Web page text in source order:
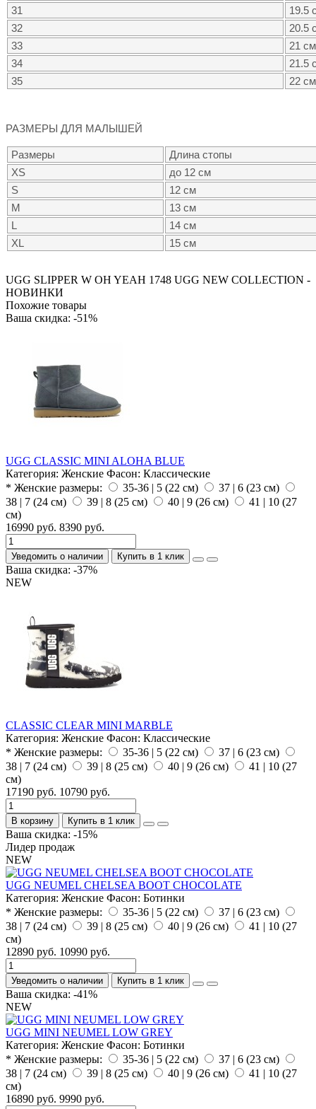
31
19.5
32
20.5
33
21 см
34
21.5
35
22 см
РАЗМЕРЫ ДЛЯ МАЛЫШЕЙ
Размеры
Длина стопы
XS
до 12 см
S
12 см
M
13 см
L
14 см
XL
15 см
UGG SLIPPER W OH YEAH 1748 UGG NEW COLLECTION -
НОВИНКИ
Похожие товары
Ваша скидка: -51%
UGG CLASSIC MINI ALOHA BLUE
Категория: Женские Фасон: Классические
* Женские размеры:
35-36 | 5 (22 см)
37 | 6 (23 см)
38 | 7 (24 см)
39 | 8 (25 см) 40 | 9 (26 см)
41 | 10 (27
см)
16990 руб. 8390 руб.
Уведомить о наличии Купить в 1 клик
Ваша скидка: -37%
NEW
CLASSIC CLEAR MINI MARBLE
Категория: Женские Фасон: Классические
* Женские размеры:
35-36 | 5 (22 см)
37 | 6 (23 см)
38 | 7 (24 см)
39 | 8 (25 см) 40 | 9 (26 см)
41 | 10 (27
см)
17190 руб. 10790 руб.
В корзину Купить в 1 клик
Ваша скидка: -15%
Лидер продаж
NEW
UGG NEUMEL CHELSEA BOOT CHOCOLATE
Категория: Женские Фасон: Ботинки
* Женские размеры:
35-36 | 5 (22 см)
37 | 6 (23 см)
38 | 7 (24 см)
39 | 8 (25 см) 40 | 9 (26 см)
41 | 10 (27
см)
12890 руб. 10990 руб.
Уведомить о наличии Купить в 1 клик
Ваша скидка: -41%
NEW
UGG MINI NEUMEL LOW GREY
Категория: Женские Фасон: Ботинки
* Женские размеры:
35-36 | 5 (22 см)
37 | 6 (23 см)
38 | 7 (24 см)
39 | 8 (25 см) 40 | 9 (26 см)
41 | 10 (27
см)
16890 руб. 9990 руб.